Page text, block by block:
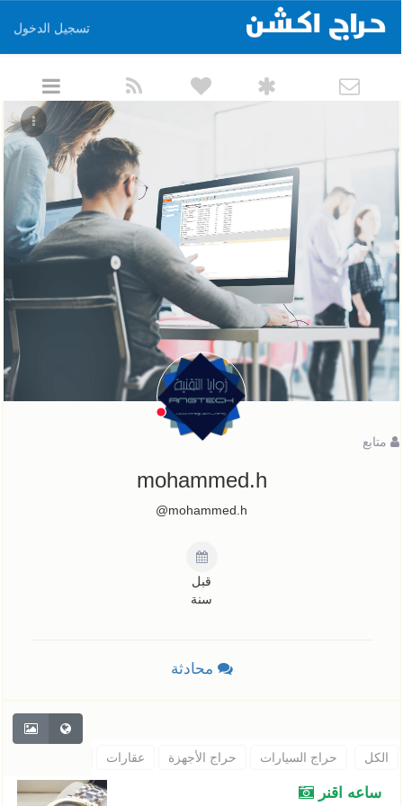
تسجيل الدخول
متابع
mohammed.h
mohammed.h@
قبل
سنة
محادثة
الكل حراج السيارات حراج الأجهزة عقارات
ساعه اقنر